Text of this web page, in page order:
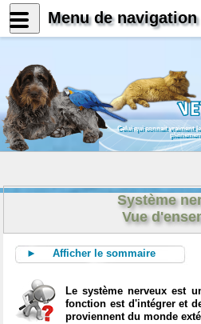
Celui qui connait vraiment
Système
Vue
► Afficher le sommaire
Le système nerveux est
fonction est d'intégrer et
proviennent du monde
Menu de navigation